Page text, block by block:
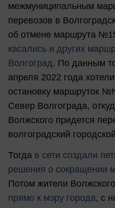
межмуниципальным
перевозов в
об отмене маршрута
касались и других
Волгоград. По данным
апреля 2022 года
остановку маршруток
Север Волгограда,
Волжского придется
волгоградский
Тогда в сети создали
решения о сокращении
Потом жители Волжского
прямо к мэру города, с